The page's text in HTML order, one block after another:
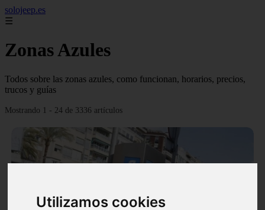
Utilizamos cookies
solojeep.es
☰
Zonas Azules
Todos sobre las zonas azules, como funcionan, horarios, precios,
trucos y guías
Mostrando 1 - 24 de 3336 artículos